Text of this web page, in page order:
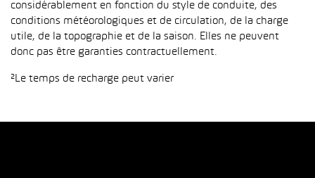
considérablement en fonction du style de conduite, des
conditions météorologiques et de circulation, de la charge
utile, de la topographie et de la saison. Elles ne peuvent
donc pas être garanties contractuellement.
²Le temps de recharge peut varier